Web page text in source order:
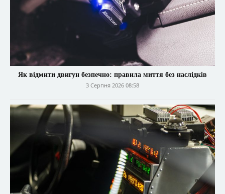
Як відмити двигун безпечно: правила миття без наслідків
3 Серпня 2026 08:58